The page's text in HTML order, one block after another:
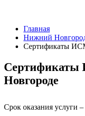
Главная
Нижний
Сертификаты
Новгороде
Срок оказания услуги